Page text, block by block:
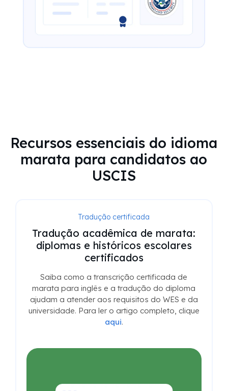
Recursos essenciais do idioma
marata para candidatos ao
USCIS
Tradução certificada
Tradução acadêmica de marata:
diplomas e históricos escolares
certificados
Saiba como a transcrição certificada de
marata para inglês e a tradução do diploma
ajudam a atender aos requisitos do WES e da
universidade. Para ler o artigo completo, clique
aqui.